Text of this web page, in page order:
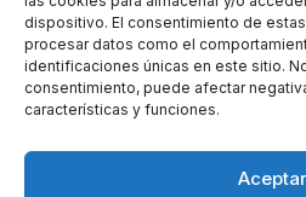
dispositivo. El consentimiento de
procesar datos como el
identificaciones únicas en este sitio.
consentimiento, puede afectar
características y funciones.
Aceptar
en el T.M. de Marbella
Promotor: Huerta de
Cliente:González & Jacobson
Encargo:Estudio de
Arquitectura.